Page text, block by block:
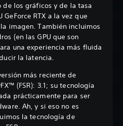
los gráficos y de la tasa
RTX a la vez que
imagen. También incluimos
(en las GPU que son
una experiencia más fluida
la latencia.
más reciente de
(FSR): 3.1; su tecnología
prácticamente para ser
Ah, y si eso no es
la tecnología de